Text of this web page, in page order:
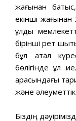
жағынан
екінші жағынан
құлдық
бірінші рет
бұл қатал
бөлігінде құл
арасындағы
және
Біздің